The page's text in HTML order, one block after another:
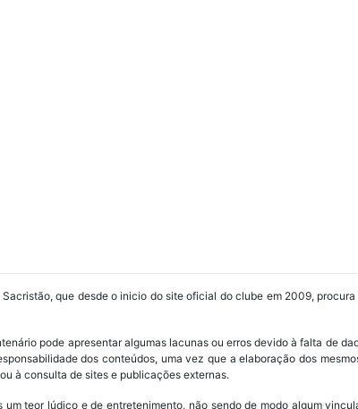
que desde o inicio do site oficial do clube em 2009,
pode apresentar algumas lacunas ou erros devido à falta de
dos conteúdos, uma vez que a elaboração dos
à consulta de sites e publicações externas.
teor lúdico e de entretenimento, não sendo de modo algum